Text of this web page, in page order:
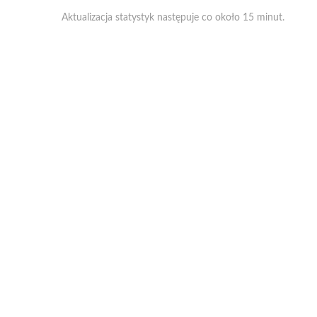
Aktualizacja statystyk następuje co około 15 minut.